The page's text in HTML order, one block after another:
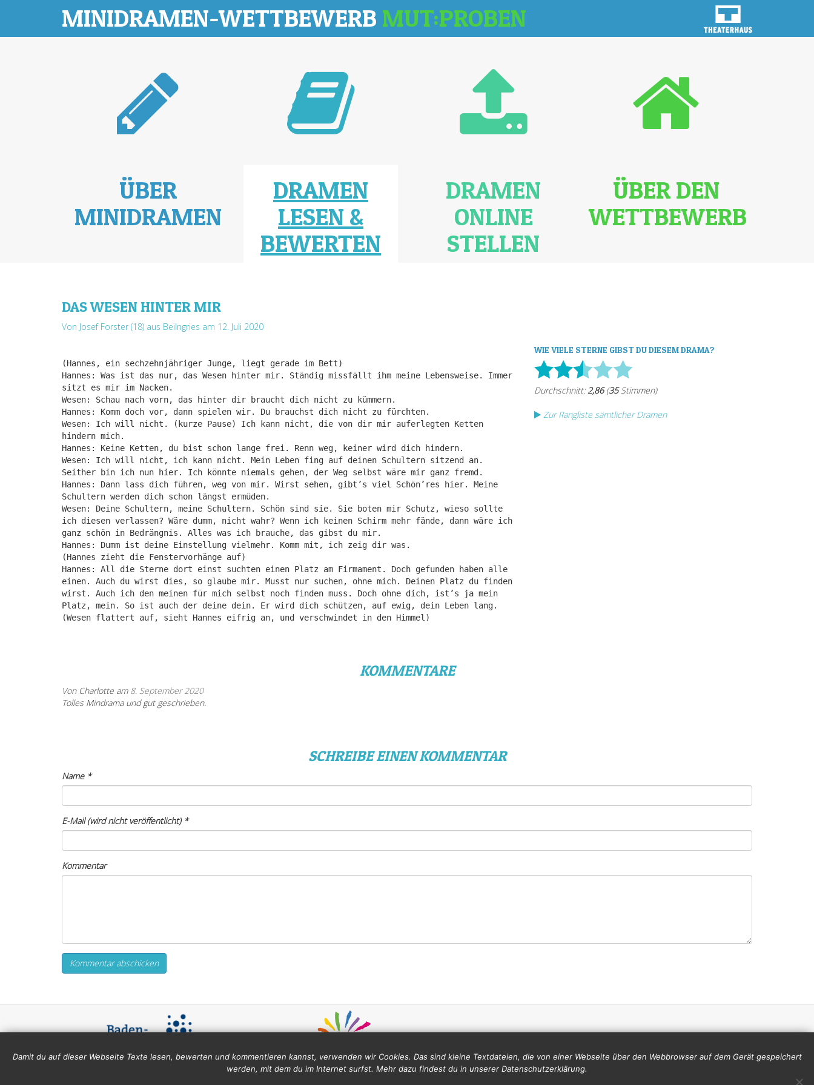
MINIDRAMEN-WETTBEWERB MUT:PROBEN
ÜBER
MINIDRAMEN
DRAMEN
LESEN &
BEWERTEN
DRAMEN
ONLINE
STELLEN
ÜBER DEN
WETTBEWERB
DAS WESEN HINTER MIR
Von Josef Forster (18) aus Beilngries am 12. Juli 2020
(Hannes, ein sechzehnjähriger Junge, liegt gerade im Bett)
Hannes: Was ist das nur, das Wesen hinter mir. Ständig missfällt ihm meine Lebensweise. Immer
sitzt es mir im Nacken.
Wesen: Schau nach vorn, das hinter dir braucht dich nicht zu kümmern.
Hannes: Komm doch vor, dann spielen wir. Du brauchst dich nicht zu fürchten.
Wesen: Ich will nicht. (kurze Pause) Ich kann nicht, die von dir mir auferlegten Ketten
hindern mich.
Hannes: Keine Ketten, du bist schon lange frei. Renn weg, keiner wird dich hindern.
Wesen: Ich will nicht, ich kann nicht. Mein Leben fing auf deinen Schultern sitzend an.
Seither bin ich nun hier. Ich könnte niemals gehen, der Weg selbst wäre mir ganz fremd.
Hannes: Dann lass dich führen, weg von mir. Wirst sehen, gibt’s viel Schön’res hier. Meine
Schultern werden dich schon längst ermüden.
Wesen: Deine Schultern, meine Schultern. Schön sind sie. Sie boten mir Schutz, wieso sollte
ich diesen verlassen? Wäre dumm, nicht wahr? Wenn ich keinen Schirm mehr fände, dann wäre ich
ganz schön in Bedrängnis. Alles was ich brauche, das gibst du mir.
Hannes: Dumm ist deine Einstellung vielmehr. Komm mit, ich zeig dir was.
(Hannes zieht die Fenstervorhänge auf)
Hannes: All die Sterne dort einst suchten einen Platz am Firmament. Doch gefunden haben alle
einen. Auch du wirst dies, so glaube mir. Musst nur suchen, ohne mich. Deinen Platz du finden
wirst. Auch ich den meinen für mich selbst noch finden muss. Doch ohne dich, ist’s ja mein
Platz, mein. So ist auch der deine dein. Er wird dich schützen, auf ewig, dein Leben lang.
(Wesen flattert auf, sieht Hannes eifrig an, und verschwindet in den Himmel)
WIE VIELE STERNE GIBST DU DIESEM DRAMA?
Zur Rangliste sämtlicher Dramen
KOMMENTARE
Von Charlotte am 8. September 2020
Tolles Mindrama und gut geschrieben.
SCHREIBE EINEN KOMMENTAR
Name*
E-Mail (wird nicht veröffentlicht)*
Kommentar
Damit du auf dieser Webseite Texte lesen, bewerten und kommentieren kannst, verwenden wir Cookies. Das sind kleine Textdateien, die von einer Webseite über den Webbrowser auf dem Gerät gespeichert
werden, mit dem du im Internet surfst. Mehr dazu findest du in unserer Datenschutzerklärung.